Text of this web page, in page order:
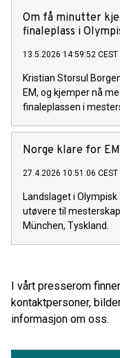
Om få minutter
finaleplass i
13.5.2026 14:59:52 CEST
Kristian Storsul
EM, og kjemper nå
finaleplassen i
Norge klare for
27.4.2026 10:51:06 CEST
Landslaget i
utøvere til
München, Tyskland.
I vårt presserom
kontaktpersoner,
informasjon om oss.